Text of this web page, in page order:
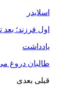
اسلایدر
اول فرزند؛
یادداشت
طالبان دروغ
قبلی بعدی